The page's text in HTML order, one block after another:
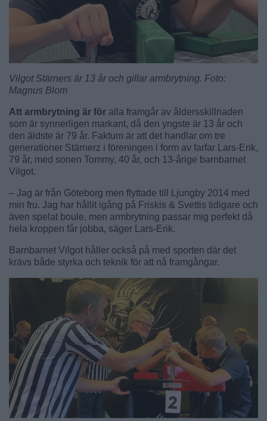
Vilgot Stärners är 13 år och gillar armbrytning. Foto:
Magnus Blom
Att armbrytning är för alla framgår av åldersskillnaden
som är synnerligen markant, då den yngste är 13 år och
den äldste är 79 år. Faktum är att det handlar om tre
generationer Stärnerz i föreningen i form av farfar Lars-Erik,
79 år, med sonen Tommy, 40 år, och 13-årige barnbarnet
Vilgot.
– Jag är från Göteborg men flyttade till Ljungby 2014 med
min fru. Jag har hållit igång på Friskis & Svettis tidigare och
även spelat boule, men armbrytning passar mig perfekt då
hela kroppen får jobba, säger Lars-Erik.
Barnbarnet Vilgot håller också på med sporten där det
krävs både styrka och teknik för att nå framgångar.